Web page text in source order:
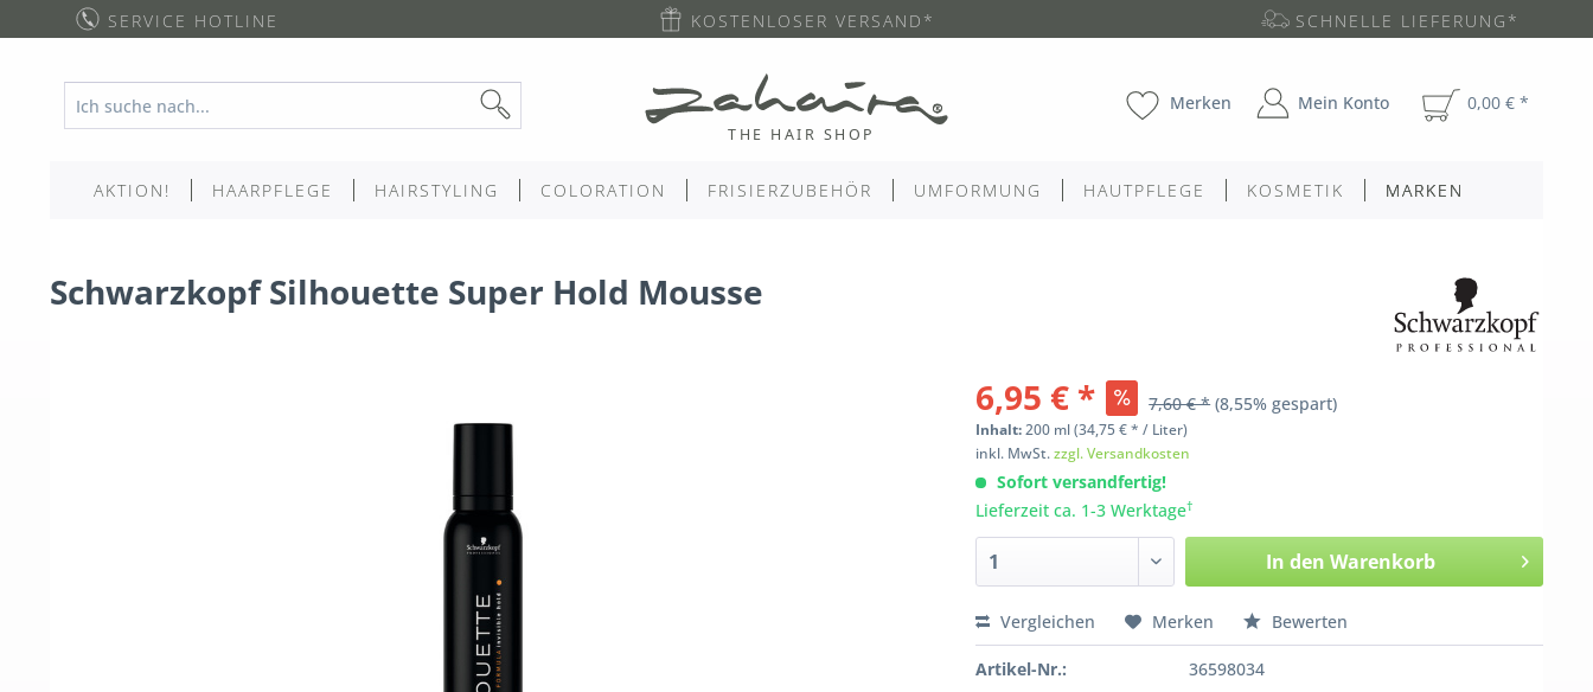
SERVICE HOTLINE KOSTENLOSER VERSAND* SCHNELLE LIEFERUNG*
Merken Mein Konto 0,00 € *
AKTION! HAARPFLEGE HAIRSTYLING COLORATION FRISIERZUBEHÖR UMFORMUNG HAUTPFLEGE KOSMETIK MARKEN
Schwarzkopf Silhouette Super Hold Mousse
6,95 € * 7,60 € * (8,55% gespart)
Inhalt:200 ml(34,75 € * / Liter)
inkl. MwSt.zzgl. Versandkosten
Sofort versandfertig!
Lieferzeit ca. 1-3 Werktage†
In den Warenkorb
Vergleichen Merken Bewerten
Artikel-Nr.: 36598034